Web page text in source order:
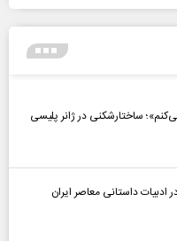
ساختارشکنی در ژانر پلیسی
ادبیات داستانی معاصر ایران